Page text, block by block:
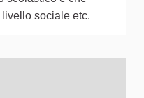
sociale etc.
che presenta gli